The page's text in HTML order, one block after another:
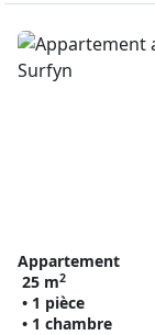
Appartement
25 m2
• 1 pièce
• 1 chambre